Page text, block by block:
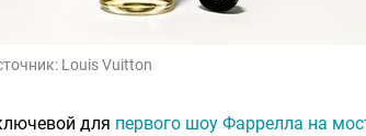
Louis Vuitton
для первого шоу Фаррелла на